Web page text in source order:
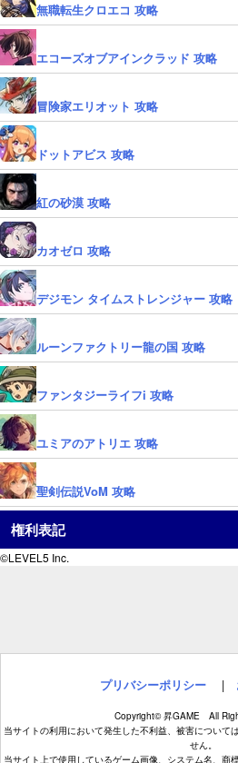
無職転生クロエコ 攻略
エコーズオブアインクラッド 攻略
冒険家エリオット 攻略
ドットアビス 攻略
紅の砂漠 攻略
カオゼロ 攻略
デジモン タイムストレンジャー 攻略
ルーンファクトリー龍の国 攻略
ファンタジーライフi 攻略
ユミアのアトリエ 攻略
聖剣伝説VoM 攻略
権利表記
©LEVEL5 Inc.
プリバシーポリシー |
Copyright© 昇GAME All
当サイトの利用において発生した不利益、被害について
せん。
当サイト上で使用しているゲーム画像、システム名、商